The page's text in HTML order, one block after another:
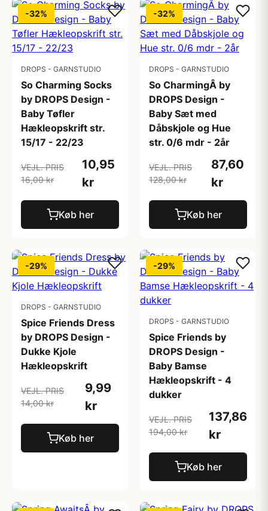
-32%
DROPS - GARNSTUDIO
So Charming Socks
by DROPS Design -
Baby Tøfler
Hækleopskrift str.
15/17 - 22/23
VEJL. PRIS
16,00 kr
10,95
kr
Køb her
-32%
DROPS - GARNSTUDIO
So CharmingÂ by
DROPS Design -
Baby Sæt med
Dåbskjole og Hue
str. 0/6 mdr - 2år
VEJL. PRIS
128,00 kr
87,60
kr
Køb her
-29%
DROPS - GARNSTUDIO
Spice Friends Dress
by DROPS Design -
Dukke Kjole
Hækleopskrift
VEJL. PRIS
14,00 kr
9,99
kr
Køb her
-29%
DROPS - GARNSTUDIO
Spice Friends by
DROPS Design -
Baby Bamse
Hækleopskrift - 4
dukker
VEJL. PRIS
194,00 kr
137,86
kr
Køb her